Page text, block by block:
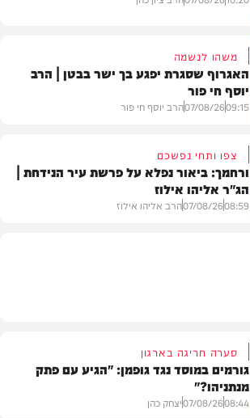
משהו לנשמה
האגרוף שסגרת יפגע בך ישר בבטן | הרב
יוסף חי פור
09:15
07/08/26הרב יוסף חי פור
צפו ותחי נפשכם
ורחמך: ביאור נפלא על פרשת עיר הנידחת |
הג"ר אליהו אילוז
08:59
07/08/26הרב אליהו אילוז
סערה חריגה בארגון
גורמים במוסד נגד גופמן: "הגיע עם פתק
מנתניהו?"
08:44
07/08/26יצחק כהן